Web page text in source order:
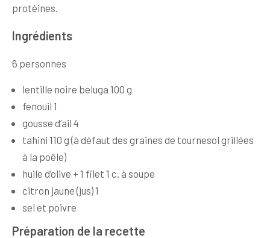
protéines.
Ingrédients
6 personnes
lentille noire beluga 100 g
fenouil 1
gousse d’ail 4
tahini 110 g (à défaut des graines de tournesol grillées
à la poêle)
huile d’olive + 1 filet 1 c. à soupe
citron jaune (jus) 1
sel et poivre
Préparation de la recette